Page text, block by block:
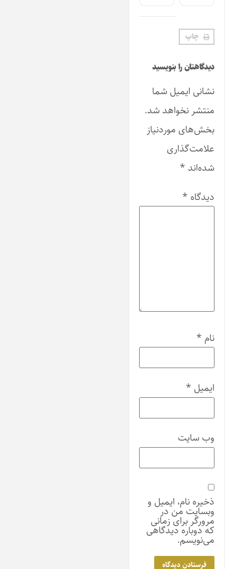
چاپ
دیدگاهتان را بنویسید
نشانی ایمیل شما
منتشر نخواهد شد.
بخش‌های موردنیاز
علامت‌گذاری
شده‌اند *
دیدگاه *
نام *
ایمیل *
وب‌ سایت
ذخیره نام، ایمیل و
وبسایت من در
مرورگر برای زمانی
که دوباره دیدگاهی
می‌نویسم.